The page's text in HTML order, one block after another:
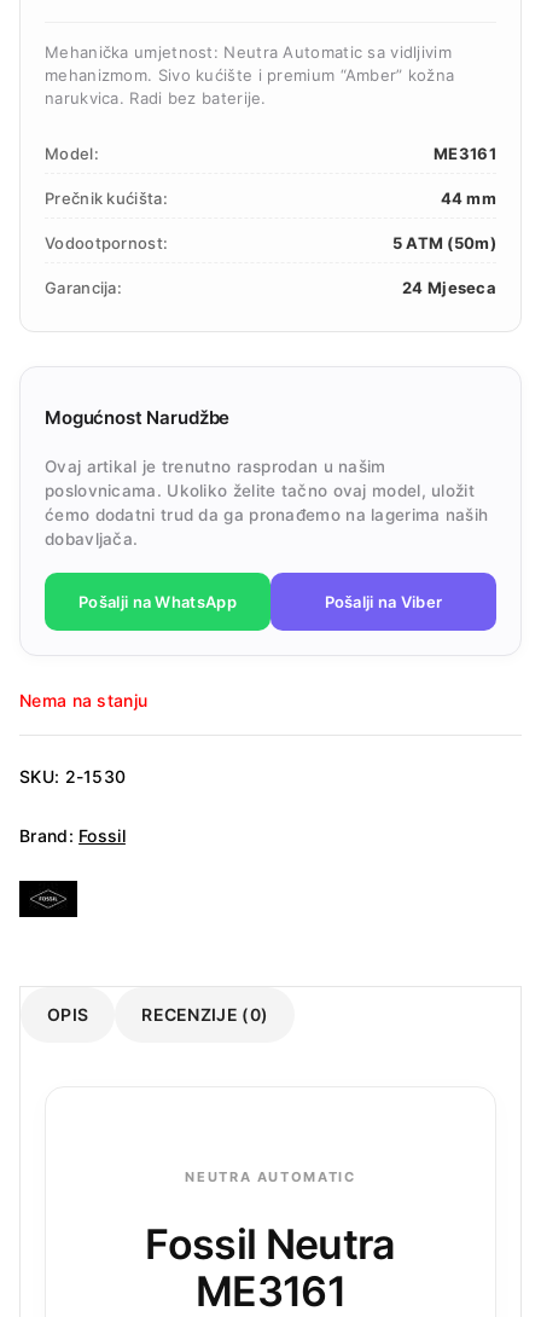
Mehanička umjetnost: Neutra Automatic sa vidljivim
mehanizmom. Sivo kućište i premium “Amber” kožna
narukvica. Radi bez baterije.
Model: ME3161
Prečnik kućišta: 44 mm
Vodootpornost: 5 ATM (50m)
Garancija: 24 Mjeseca
Mogućnost Narudžbe
Ovaj artikal je trenutno rasprodan u našim
poslovnicama. Ukoliko želite tačno ovaj model, uložit
ćemo dodatni trud da ga pronađemo na lagerima naših
dobavljača.
Pošalji na WhatsApp Pošalji na Viber
Nema na stanju
SKU: 2-1530
Brand: Fossil
OPIS RECENZIJE (0)
NEUTRA AUTOMATIC
Fossil Neutra
ME3161